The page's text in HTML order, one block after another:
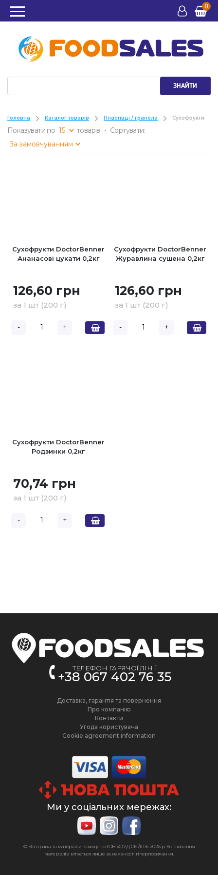
0
ЗНАЙТИ
Головна Каталог товарів Пластівці / гранола Сухофрукти
Показувати по товарів ・ Сортувати:
Сухофрукти DoctorBenner
Ананасові цукати 0,2кг
126,60 грн
за 1 шт (200 г)
- +
Сухофрукти DoctorBenner
Журавлина сушена 0,2кг
126,60 грн
за 1 шт (200 г)
- +
Сухофрукти DoctorBenner
Родзинки 0,2кг
70,74 грн
за 1 шт (200 г)
- +
ТЕЛЕФОН ГАРЯЧОЇ ЛІНІЇ
+38 067 402 76 35
Доставка, гарантія та повернення
Про компанію
Контакти
Угода користувача
Cookie agreement information
Ми у соціальних мережах:
© Всі права та матеріали захищено ТОВ «ФУД СЕЙЛЗ» 2026 р. Копіювання
матеріалів вітається лише за наявності гіперпосилання.